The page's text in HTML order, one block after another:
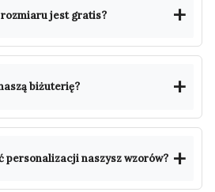
jest gratis?
biżuterię?
personalizacji naszysz wzorów?